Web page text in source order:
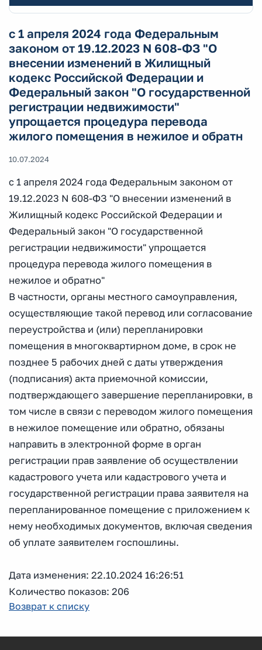
с 1 апреля 2024 года Федеральным
законом от 19.12.2023 N 608-ФЗ "О
внесении изменений в Жилищный
кодекс Российской Федерации и
Федеральный закон "О государственной
регистрации недвижимости"
упрощается процедура перевода
жилого помещения в нежилое и обратн
10.07.2024
с 1 апреля 2024 года Федеральным законом от
19.12.2023 N 608-ФЗ "О внесении изменений в
Жилищный кодекс Российской Федерации и
Федеральный закон "О государственной
регистрации недвижимости" упрощается
процедура перевода жилого помещения в
нежилое и обратно"
В частности, органы местного самоуправления,
осуществляющие такой перевод или согласование
переустройства и (или) перепланировки
помещения в многоквартирном доме, в срок не
позднее 5 рабочих дней с даты утверждения
(подписания) акта приемочной комиссии,
подтверждающего завершение перепланировки, в
том числе в связи с переводом жилого помещения
в нежилое помещение или обратно, обязаны
направить в электронной форме в орган
регистрации прав заявление об осуществлении
кадастрового учета или кадастрового учета и
государственной регистрации права заявителя на
перепланированное помещение с приложением к
нему необходимых документов, включая сведения
об уплате заявителем госпошлины.
Дата изменения: 22.10.2024 16:26:51
Количество показов: 206
Возврат к списку